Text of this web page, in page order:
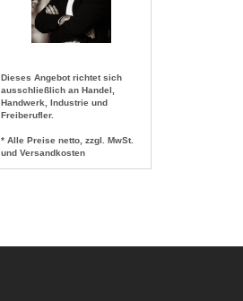
Dieses Angebot richtet sich
ausschließlich an Handel,
Handwerk, Industrie und
Freiberufler.
* Alle Preise netto, zzgl. MwSt.
und Versandkosten